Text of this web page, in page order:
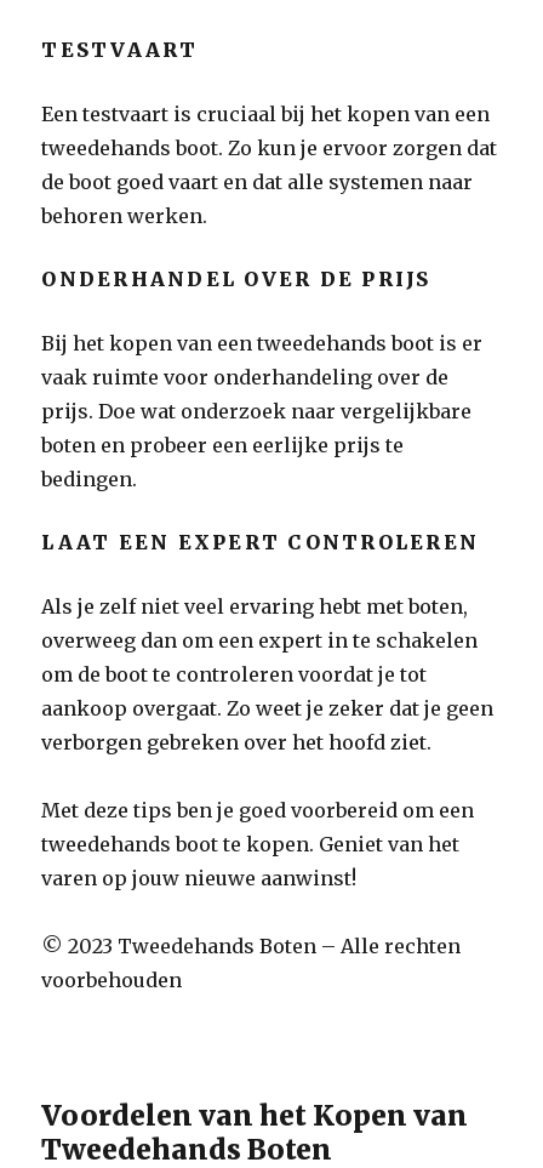
TESTVAART
Een testvaart is cruciaal bij het kopen van een
tweedehands boot. Zo kun je ervoor zorgen dat
de boot goed vaart en dat alle systemen naar
behoren werken.
ONDERHANDEL OVER DE PRIJS
Bij het kopen van een tweedehands boot is er
vaak ruimte voor onderhandeling over de
prijs. Doe wat onderzoek naar vergelijkbare
boten en probeer een eerlijke prijs te
bedingen.
LAAT EEN EXPERT CONTROLEREN
Als je zelf niet veel ervaring hebt met boten,
overweeg dan om een expert in te schakelen
om de boot te controleren voordat je tot
aankoop overgaat. Zo weet je zeker dat je geen
verborgen gebreken over het hoofd ziet.
Met deze tips ben je goed voorbereid om een
tweedehands boot te kopen. Geniet van het
varen op jouw nieuwe aanwinst!
© 2023 Tweedehands Boten – Alle rechten
voorbehouden
Voordelen van het Kopen van
Tweedehands Boten